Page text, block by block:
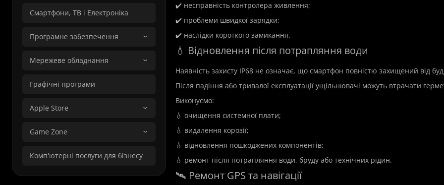
Смартфони, ТВ і Електроніка
Програмне забезпечення
Мережеве обладнання
Графічні програми
Apple Store
Game Zone
Комп'ютерні послуги для бізнесу
✔️ несправність контролера живлення;
✔️ проблеми швидкої зарядки;
✔️ наслідки короткого замикання.
💧 Відновлення після потрапляння води
Наявність захисту IP68 не означає, що смартфон повністю захищений від
Після падіння або тривалої експлуатації ущільнювачі можуть втрачати
Виконуємо:
💧 очищення системної плати;
💧 видалення корозії;
💧 відновлення пошкоджених компонентів;
💧 ремонт після потрапляння води, бруду або технічних рідин.
🛰️ Ремонт GPS та навігації